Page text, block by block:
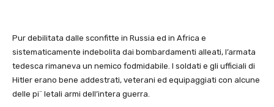
Pur debilitata dalle sconfitte in Russia ed in Africa e
sistematicamente indebolita dai bombardamenti alleati, l’armata
tedesca rimaneva un nemico fodmidabile. I soldati e gli ufficiali di
Hitler erano bene addestrati, veterani ed equipaggiati con alcune
delle pi¨ letali armi dell’intera guerra.